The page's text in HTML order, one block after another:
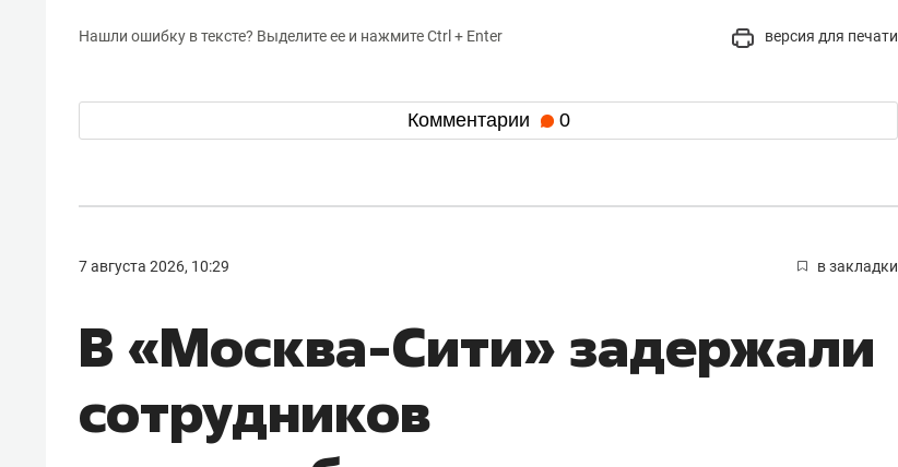
Нашли ошибку в тексте? Выделите ее и нажмите Ctrl + Enter версия для печати
Комментарии 0
7 августа 2026, 10:29 в закладки
В «Москва-Сити» задержали
сотрудников